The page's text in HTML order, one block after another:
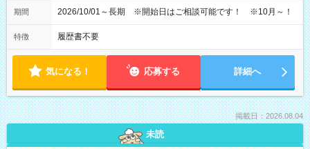
期間 2026/10/01～長期 ※開始日はご相談可能です！ ※10月～！
特徴 履歴書不要
気になる！ 応募する 詳細へ
掲載日：2026.08.04
未読